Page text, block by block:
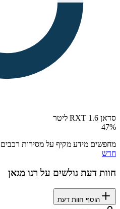
סדאן RXT 1.6 ליטר
47%
מחפשים מידע מקיף על מסירות
חדש
חוות דעת גולשים על רנו מגאן
הוסף חוות דעת